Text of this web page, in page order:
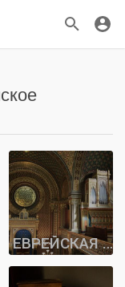
ЕВРЕЙСКАЯ ИСТОРИЯ